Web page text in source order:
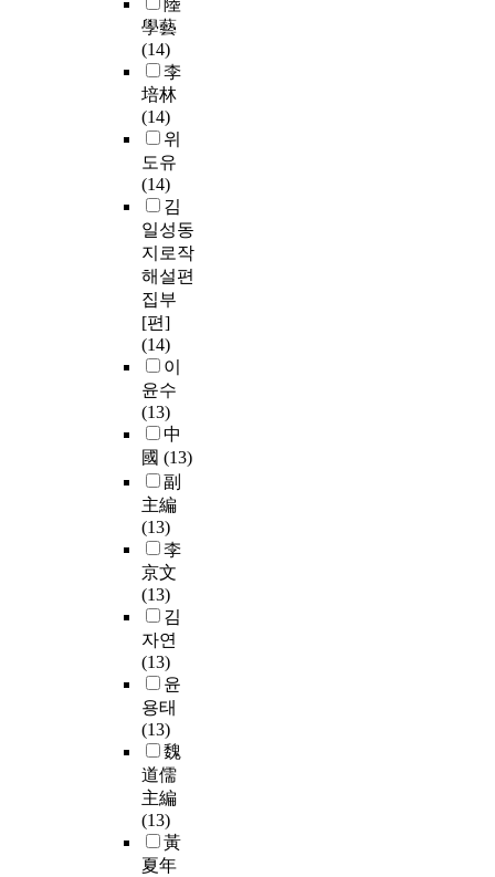
陸
學藝
(14)
李
培林
(14)
위
도유
(14)
김
일성동
지로작
해설편
집부
[편]
(14)
이
윤수
(13)
中
國 (13)
副
主編
(13)
李
京文
(13)
김
자연
(13)
윤
용태
(13)
魏
道儒
主編
(13)
黃
夏年